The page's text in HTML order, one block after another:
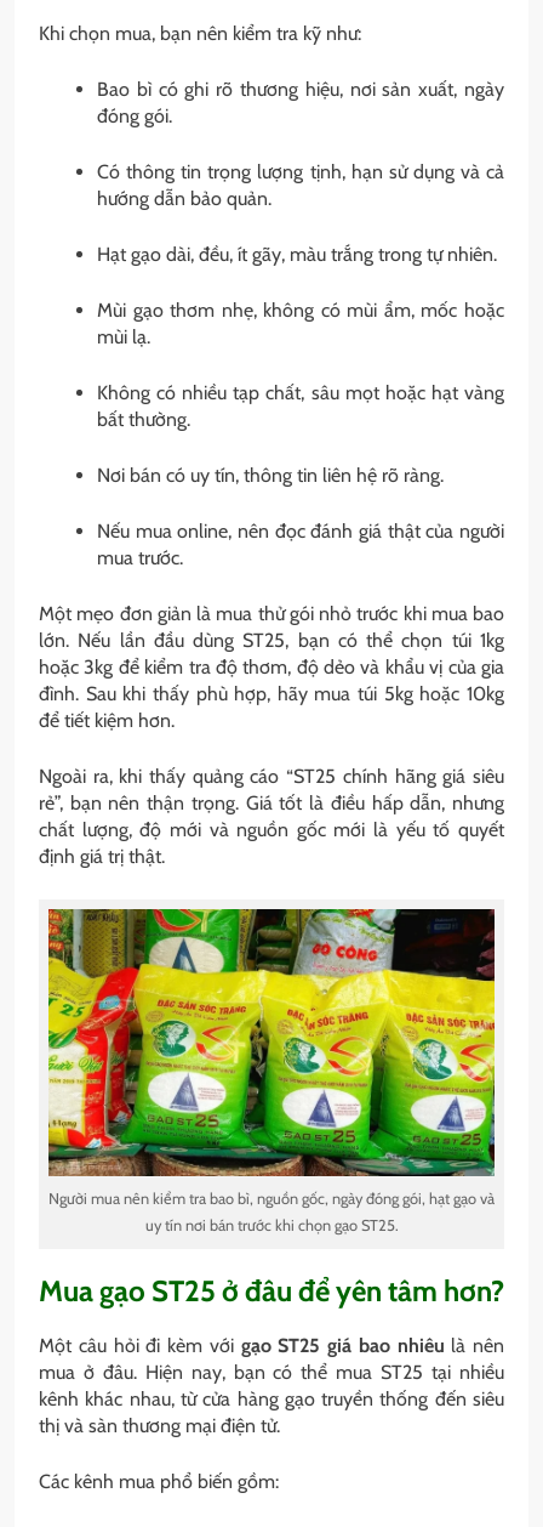
Khi chọn mua, bạn nên kiểm tra kỹ như:
Bao bì có ghi rõ thương hiệu, nơi sản xuất, ngày
đóng gói.
Có thông tin trọng lượng tịnh, hạn sử dụng và cả
hướng dẫn bảo quản.
Hạt gạo dài, đều, ít gãy, màu trắng trong tự nhiên.
Mùi gạo thơm nhẹ, không có mùi ẩm, mốc hoặc
mùi lạ.
Không có nhiều tạp chất, sâu mọt hoặc hạt vàng
bất thường.
Nơi bán có uy tín, thông tin liên hệ rõ ràng.
Nếu mua online, nên đọc đánh giá thật của người
mua trước.
Một mẹo đơn giản là mua thử gói nhỏ trước khi mua bao
lớn. Nếu lần đầu dùng ST25, bạn có thể chọn túi 1kg
hoặc 3kg để kiểm tra độ thơm, độ dẻo và khẩu vị của gia
đình. Sau khi thấy phù hợp, hãy mua túi 5kg hoặc 10kg
để tiết kiệm hơn.
Ngoài ra, khi thấy quảng cáo “ST25 chính hãng giá siêu
rẻ”, bạn nên thận trọng. Giá tốt là điều hấp dẫn, nhưng
chất lượng, độ mới và nguồn gốc mới là yếu tố quyết
định giá trị thật.
Người mua nên kiểm tra bao bì, nguồn gốc, ngày đóng gói, hạt gạo và
uy tín nơi bán trước khi chọn gạo ST25.
Mua gạo ST25 ở đâu để yên tâm hơn?
Một câu hỏi đi kèm với gạo ST25 giá bao nhiêu là nên
mua ở đâu. Hiện nay, bạn có thể mua ST25 tại nhiều
kênh khác nhau, từ cửa hàng gạo truyền thống đến siêu
thị và sàn thương mại điện tử.
Các kênh mua phổ biến gồm: